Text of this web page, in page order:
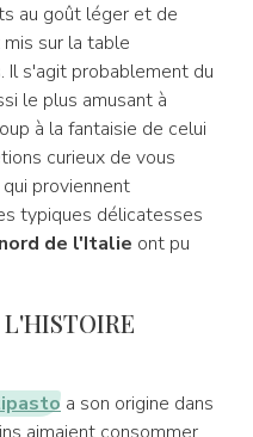
au goût léger et de
sur la table
Il s'agit probablement du
le plus amusant à
à la fantaisie de celui
curieux de vous
proviennent
typiques délicatesses
nord de l'Italie ont pu
a son origine dans